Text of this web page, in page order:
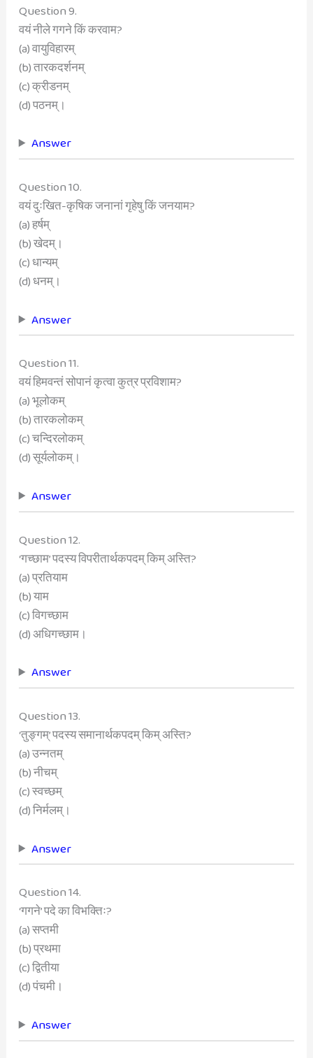
Question 9.
वयं नीले गगने किं करवाम?
(a) वायुविहारम्
(b) तारकदर्शनम्
(c) क्रीडनम्
(d) पठनम्।
Answer
Question 10.
वयं दुःखित-कृषिक जनानां गृहेषु किं जनयाम?
(a) हर्षम्
(b) खेदम्।
(c) धान्यम्
(d) धनम्।
Answer
Question 11.
वयं हिमवन्तं सोपानं कृत्वा कुत्र प्रविशाम?
(a) भूलोकम्
(b) तारकलोकम्
(c) चन्दिरलोकम्
(d) सूर्यलोकम्।
Answer
Question 12.
‘गच्छाम’ पदस्य विपरीतार्थकपदम् किम् अस्ति?
(a) प्रतियाम
(b) याम
(c) विगच्छाम
(d) अधिगच्छाम।
Answer
Question 13.
‘तुङ्गम्’ पदस्य समानार्थकपदम् किम् अस्ति?
(a) उन्नतम्
(b) नीचम्
(c) स्वच्छम्
(d) निर्मलम्।
Answer
Question 14.
‘गगने’ पदे का विभक्तिः?
(a) सप्तमी
(b) प्रथमा
(c) द्वितीया
(d) पंचमी।
Answer